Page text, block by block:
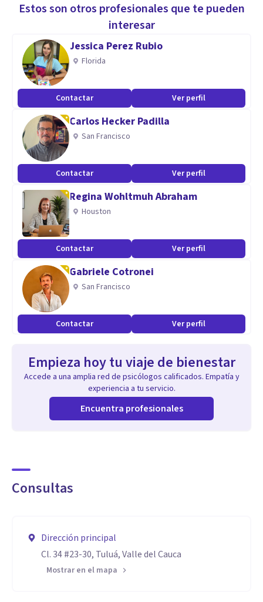
Especialidad
Generación.
Estos son otros profesionales que te pueden
interesar
Jessica Perez Rubio
Florida
Contactar Ver perfil
Carlos Hecker Padilla
San Francisco
Contactar Ver perfil
Regina Wohltmuh Abraham
Houston
Contactar Ver perfil
Gabriele Cotronei
San Francisco
Contactar Ver perfil
Empieza hoy tu viaje de bienestar
Accede a una amplia red de psicólogos calificados. Empatía y
experiencia a tu servicio.
Encuentra profesionales
Consultas
Dirección principal
Cl. 34 #23-30, Tuluá, Valle del Cauca
Mostrar en el mapa